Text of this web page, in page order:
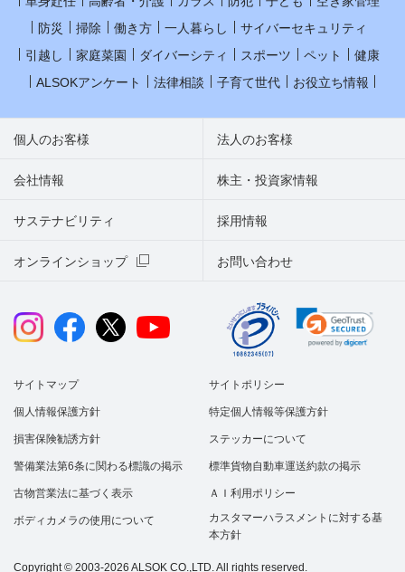
防災
掃除 働き方 一人暮らし
サイバーセキュリティ
引越し
家庭菜園 ダイバーシティ スポーツ ペット
健康
ALSOKアンケート
法律相談 子育て世代 お役立ち情報
個人のお客様 法人のお客様
会社情報 株主・投資家情報
サステナビリティ
オンラインショップ お問い合わせ
採用情報
サイトマップ サイトポリシー
個人情報保護方針 特定個人情報等保護方針
損害保険勧誘方針 ステッカーについて
警備業法第6条に関わる標識の掲示 標準貨物自動車運送約款の掲示
古物営業法に基づく表示 ＡＩ利用ポリシー
ボディカメラの使用について
カスタマーハラスメントに対する基
本方針
Copyright © 2003-2026 ALSOK CO.,LTD. All rights reserved.